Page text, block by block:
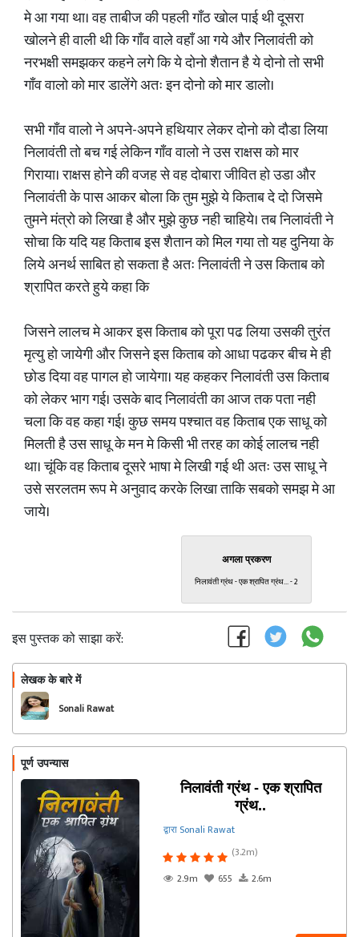
मे आ गया था। वह ताबीज की पहली गाँठ खोल पाई थी दूसरा
खोलने ही वाली थी कि गाँव वाले वहाँ आ गये और निलावंती को
नरभक्षी समझकर कहने लगे कि ये दोनो शैतान है ये दोनो तो सभी
गाँव वालो को मार डालेंगे अतः इन दोनो को मार डालो।
सभी गाँव वालो ने अपने-अपने हथियार लेकर दोनो को दौडा लिया
निलावंती तो बच गई लेकिन गाँव वालो ने उस राक्षस को मार
गिराया। राक्षस होने की वजह से वह दोबारा जीवित हो उडा और
निलावंती के पास आकर बोला कि तुम मुझे ये किताब दे दो जिसमे
तुमने मंत्रो को लिखा है और मुझे कुछ नही चाहिये। तब निलावंती ने
सोचा कि यदि यह किताब इस शैतान को मिल गया तो यह दुनिया के
लिये अनर्थ साबित हो सकता है अतः निलावंती ने उस किताब को
श्रापित करते हुये कहा कि
जिसने लालच मे आकर इस किताब को पूरा पढ लिया उसकी तुरंत
मृत्यु हो जायेगी और जिसने इस किताब को आधा पढकर बीच मे ही
छोड दिया वह पागल हो जायेगा। यह कहकर निलावंती उस किताब
को लेकर भाग गई। उसके बाद निलावंती का आज तक पता नही
चला कि वह कहा गई। कुछ समय पश्चात वह किताब एक साधू को
मिलती है उस साधू के मन मे किसी भी तरह का कोई लालच नही
था। चूंकि वह किताब दूसरे भाषा मे लिखी गई थी अतः उस साधू ने
उसे सरलतम रूप मे अनुवाद करके लिखा ताकि सबको समझ मे आ
जाये।
अगला प्रकरण
निलावंती ग्रंथ - एक श्रापित ग्रंथ... - 2
इस पुस्तक को साझा करें:
लेखक के बारे में
Sonali Rawat
पूर्ण उपन्यास
निलावंती ग्रंथ - एक श्रापित
ग्रंथ..
द्वारा Sonali Rawat
(3.2m)
2.9m
655 2.6m